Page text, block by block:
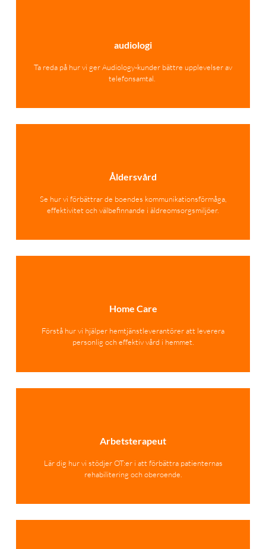
audiologi
Ta reda på hur vi ger Audiology-kunder bättre upplevelser av
telefonsamtal.
Åldersvård
Se hur vi förbättrar de boendes kommunikationsförmåga,
effektivitet och välbefinnande i äldreomsorgsmiljöer.
Home Care
Förstå hur vi hjälper hemtjänstleverantörer att leverera
personlig och effektiv vård i hemmet.
Arbetsterapeut
Lär dig hur vi stödjer OT:er i att förbättra patienternas
rehabilitering och oberoende.